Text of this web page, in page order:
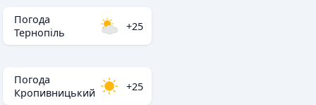
Погода
Тернопіль
+25
Погода
Кропивницький
+25